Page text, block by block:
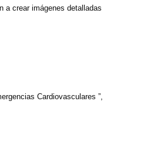
a crear imágenes detalladas
Cardiovasculares ”,